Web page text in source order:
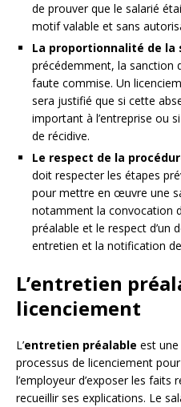
de prouver que le salarié
motif valable et sans
La proportionnalité de la
précédemment, la sanction
faute commise. Un
sera justifié que si cette
important à l’entreprise ou
de récidive.
Le respect de la
doit respecter les étapes
pour mettre en œuvre une
notamment la convocation
préalable et le respect d’un
entretien et la notification
L’entretien
licenciement
L’entretien préalable est
processus de licenciement
l’employeur d’exposer les faits
recueillir ses explications. Le